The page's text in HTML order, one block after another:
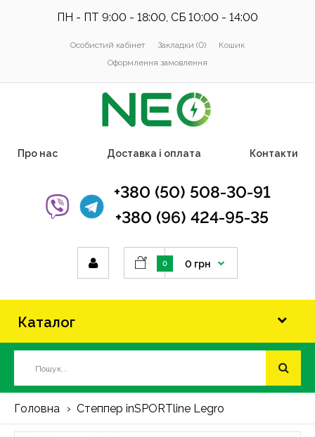
ПН - ПТ 9:00 - 18:00, СБ 10:00 - 14:00
Особистий кабінет Закладки (0)
Кошик
Оформлення замовлення
Про нас Доставка і оплата Контакти
+380 (50) 508-30-91
+380 (96) 424-95-35
0 0 грн
Каталог
Головна Степпер inSPORTline Legro